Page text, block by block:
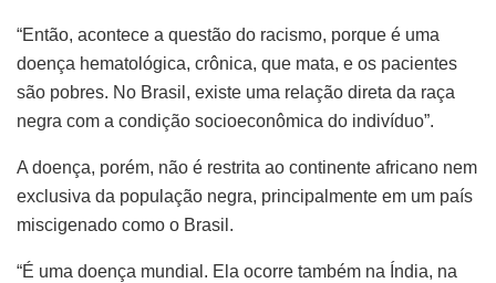
“Então, acontece a questão do racismo, porque é uma
doença hematológica, crônica, que mata, e os pacientes
são pobres. No Brasil, existe uma relação direta da raça
negra com a condição socioeconômica do indivíduo”.
A doença, porém, não é restrita ao continente africano nem
exclusiva da população negra, principalmente em um país
miscigenado como o Brasil.
“É uma doença mundial. Ela ocorre também na Índia, na